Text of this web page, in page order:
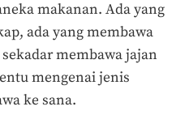
makanan. Ada yang
ada yang membawa
membawa jajan
mengenai jenis
ke sana.